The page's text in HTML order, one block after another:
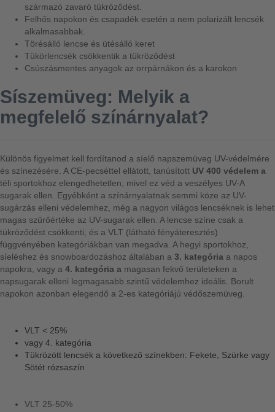
származó zavaró tükröződést.
Felhős napokon és csapadék esetén a nem polarizált lencsék
alkalmasabbak.
Törésálló lencse és ütésálló keret
Tükörlencsék csökkentik a tükröződést
Csúszásmentes anyagok az orrpárnákon és a karokon
Síszemüveg: Melyik a
megfelelő színárnyalat?
Különös figyelmet kell fordítanod a síelő napszemüveg UV-védelmére
és színezésére. A CE-pecséttel ellátott, tanúsított UV 400 védelem a
téli sportokhoz elengedhetetlen, mivel ez véd a veszélyes UV-A
sugarak ellen. Egyébként a színárnyalatnak semmi köze az UV-
sugárzás elleni védelemhez, még a nagyon világos lencséknek is lehet
magas szűrőértéke az UV-sugarak ellen. A lencse színe csak a
tükröződést csökkenti, és a VLT (látható fényáteresztés)
függvényében kategóriákban van megadva. A hegyi sportokhoz,
síeléshez és snowboardozáshoz általában a 3. kategória a napos
napokra, vagy a 4. kategória a magasan fekvő területeken a
napsugarak elleni legmagasabb szintű védelemhez ideális. Borult
napokon azonban elegendő a 2-es kategóriájú védőszemüveg.
VLT < 25%
vagy 4. kategória
Tükrözött lencsék a következő színekben: Fekete, Szürke vagy
Sötét rózsaszín
VLT 25-50%